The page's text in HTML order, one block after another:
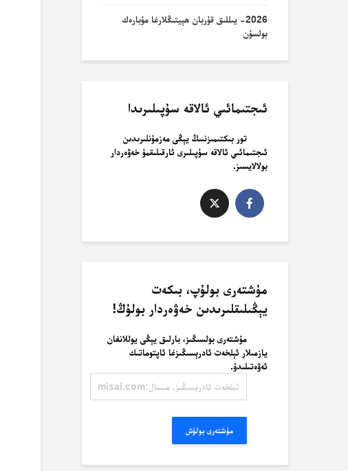
2026- يىللىق قۇربان ھېيتىڭلارغا مۇبارەك
بولسۇن
ئىجتىمائىي ئالاقە سۇپىلىرىدا
تور بىكتىمىزنىىڭ يېڭى مەزمۇنلىرىدىن
ئىجتىمائىي ئالاقە سۇپىلىرى ئارقىلىقمۇ خەۋەردار
بولالايسىز.
مۇشتەرى بولۇپ، بىكەت
يېڭىلىقلىرىدىن خەۋەردار بولۇڭ!
مۇشتەرى بولسىڭىز، بارلىق يېڭى يوللانغان
يازمىلار ئېلخەت ئادرېسىڭىزغا ئاپتوماتىك
ئەۋەتىلىدۇ.
ئادرېسىڭىز.
مۇشتەرى بولۇش